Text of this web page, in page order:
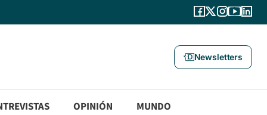
Newsletters
OPINIÓN MUNDO